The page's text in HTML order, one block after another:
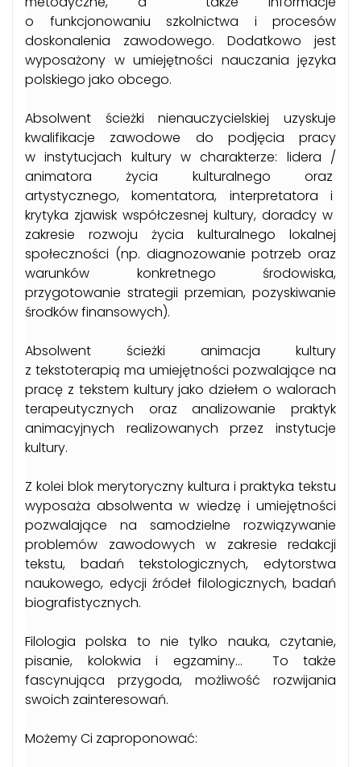
o funkcjonowaniu szkolnictwa i procesów
doskonalenia zawodowego. Dodatkowo jest
wyposażony w umiejętności nauczania języka
polskiego jako obcego.
Absolwent ścieżki nienauczycielskiej uzyskuje
kwalifikacje zawodowe do podjęcia pracy
w instytucjach kultury w charakterze: lidera /
animatora życia kulturalnego oraz
artystycznego, komentatora, interpretatora i
krytyka zjawisk współczesnej kultury, doradcy w
zakresie rozwoju życia kulturalnego lokalnej
społeczności (np. diagnozowanie potrzeb oraz
warunków konkretnego środowiska,
przygotowanie strategii przemian, pozyskiwanie
środków finansowych).
Absolwent ścieżki animacja kultury
z tekstoterapią ma umiejętności pozwalające na
pracę z tekstem kultury jako dziełem o walorach
terapeutycznych oraz analizowanie praktyk
animacyjnych realizowanych przez instytucje
kultury.
Z kolei blok merytoryczny kultura i praktyka tekstu
wyposaża absolwenta w wiedzę i umiejętności
pozwalające na samodzielne rozwiązywanie
problemów zawodowych w zakresie redakcji
tekstu, badań tekstologicznych, edytorstwa
naukowego, edycji źródeł filologicznych, badań
biografistycznych.
Filologia polska to nie tylko nauka, czytanie,
pisanie, kolokwia i egzaminy… To także
fascynująca przygoda, możliwość rozwijania
swoich zainteresowań.
Możemy Ci zaproponować: